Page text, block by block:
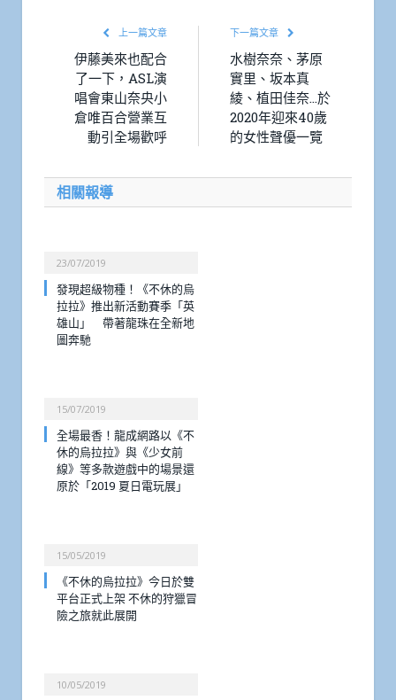
上一篇文章
伊藤美來也配合
了一下，ASL演
唱會東山奈央小
倉唯百合營業互
動引全場歡呼
下一篇文章
水樹奈奈、茅原
實里、坂本真
綾、植田佳奈…於
2020年迎來40歲
的女性聲優一覽
相關報導
23/07/2019
發現超級物種！《不休的烏
拉拉》推出新活動賽季「英
雄山」 帶著龍珠在全新地
圖奔馳
15/07/2019
全場最香！龍成網路以《不
休的烏拉拉》與《少女前
線》等多款遊戲中的場景還
原於「2019 夏日電玩展」
15/05/2019
《不休的烏拉拉》今日於雙
平台正式上架 不休的狩獵冒
險之旅就此展開
10/05/2019